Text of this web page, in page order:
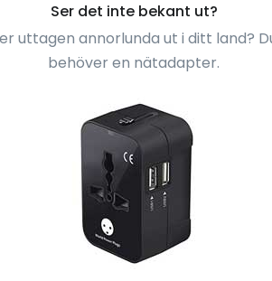
Ser det inte bekant ut?
uttagen annorlunda ut i ditt land?
behöver en nätadapter.